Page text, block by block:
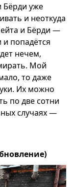
Бёрди уже
и неоткуда
и Бёрди —
попадётся
нечем,
Мой
то даже
Их можно
по две сотни
случаях —